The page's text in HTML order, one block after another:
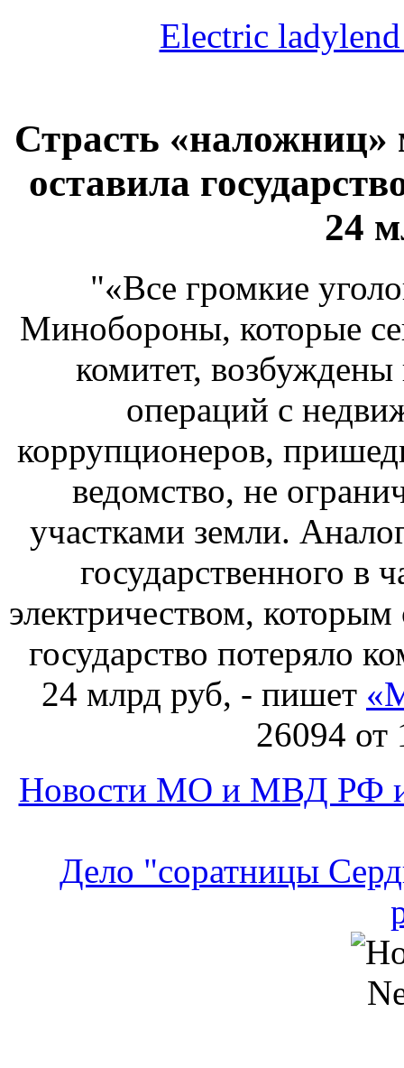
Electric
Страсть «наложниц»
оставила
24
"«Все громкие
Минобороны, которые
комитет,
операций с
коррупционеров,
ведомство, не
участками земли.
государственного в
электричеством, которым
государство потеряло
24 млрд руб, - пишет
26094 от
Новости МО и МВД РФ
Дело "соратницы